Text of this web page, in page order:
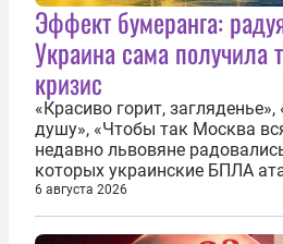
Эффект бумеранга:
Украина сама получила
кризис
«Красиво горит,
душу», «Чтобы так Москва
недавно львовяне
которых украинские БПЛА
нефтеперерабатывающие
скором времени оказалось,
играть вдвоем» —
6 августа 2026